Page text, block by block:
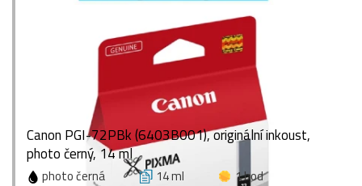
Canon PGI-72PBk (6403B001), originální inkoust,
photo černý, 14 ml
photo černá 14 ml
1 bod